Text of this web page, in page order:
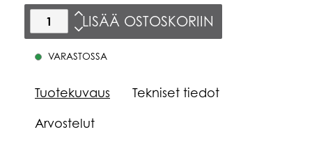
LISÄÄ OSTOSKORIIN
VARASTOSSA
Tuotekuvaus
Tekniset tiedot
Arvostelut